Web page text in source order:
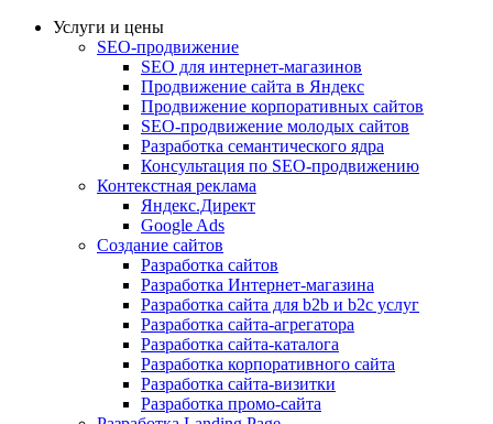
Услуги и цены
SEO-продвижение
SEO для интернет-магазинов
Продвижение сайта в Яндекс
Продвижение корпоративных сайтов
SEO-продвижение молодых сайтов
Разработка семантического ядра
Консультация по SEO-продвижению
Контекстная реклама
Яндекс.Директ
Google Ads
Создание сайтов
Разработка сайтов
Разработка Интернет-магазина
Разработка сайта для b2b и b2c услуг
Разработка сайта-агрегатора
Разработка сайта-каталога
Разработка корпоративного сайта
Разработка сайта-визитки
Разработка промо-сайта